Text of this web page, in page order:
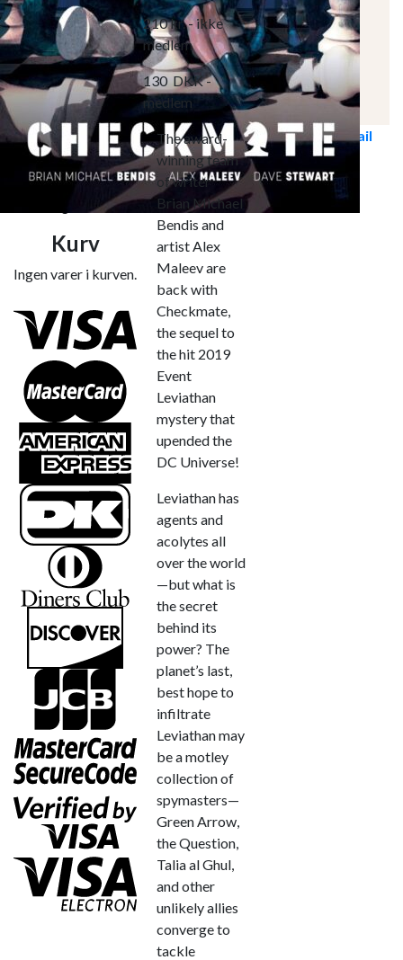
Marvel Comics
DC Comics
Top 10 NyhederKontakt Os Ring til os
Send E-mail
Søg
efter:
Log ind
Ingen varer i kurven.
Kurv
Ingen varer i kurven.
210kr.- ikke
medlem
130DKK-
medlem
The award-
winning team
of writer
Brian Michael
Bendis and
artist Alex
Maleev are
back with
Checkmate,
the sequel to
the hit 2019
Event
Leviathan
mystery that
upended the
DC Universe!
Leviathan has
agents and
acolytes all
over the world
—but what is
the secret
behind its
power? The
planet’s last,
best hope to
infiltrate
Leviathan may
be a motley
collection of
spymasters—
Green Arrow,
the Question,
Talia al Ghul,
and other
unlikely allies
converge to
tackle